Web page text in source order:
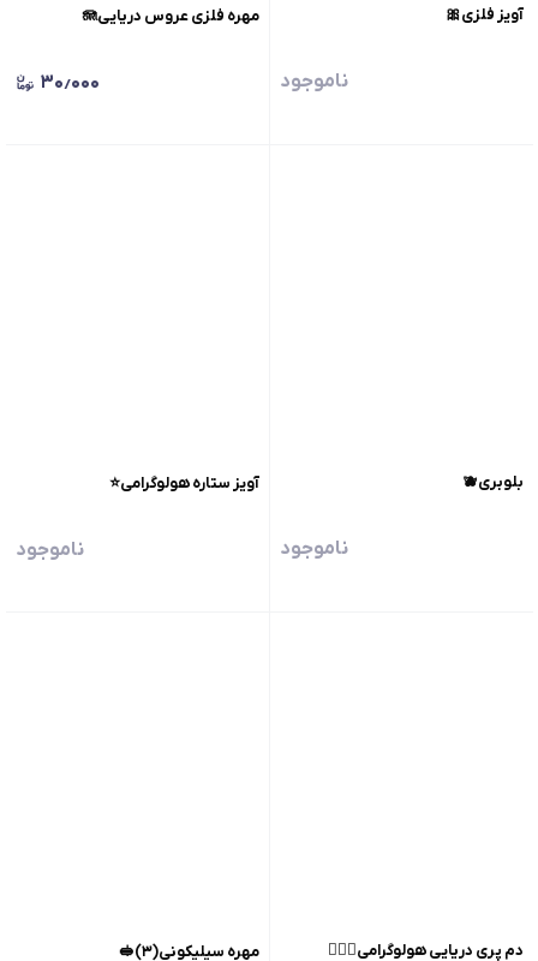
آویز فلزی🎀
ناموجود
مهره فلزی عروس دریایی🪼
۳۰٫۰۰۰
بلوبری🫐
ناموجود
آویز ستاره هولوگرامی⭐️
ناموجود
دم پری دریایی هولوگرامی🧜🏻‍♀️ مهره سیلیکونی(۳)🥪